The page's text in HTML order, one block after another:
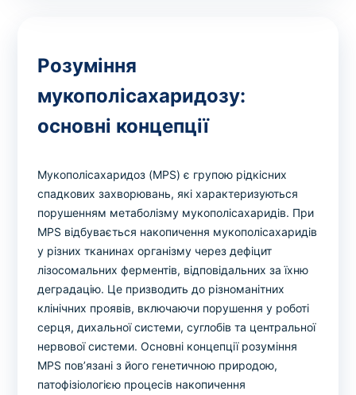
Розуміння
мукополісахаридозу:
основні концепції
Мукополісахаридоз (MPS) є групою рідкісних
спадкових захворювань, які характеризуються
порушенням метаболізму мукополісахаридів. При
MPS відбувається накопичення мукополісахаридів
у різних тканинах організму через дефіцит
лізосомальних ферментів, відповідальних за їхню
деградацію. Це призводить до різноманітних
клінічних проявів, включаючи порушення у роботі
серця, дихальної системи, суглобів та центральної
нервової системи. Основні концепції розуміння
MPS пов’язані з його генетичною природою,
патофізіологією процесів накопичення